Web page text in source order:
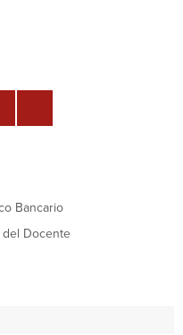
Bancario
del Docente